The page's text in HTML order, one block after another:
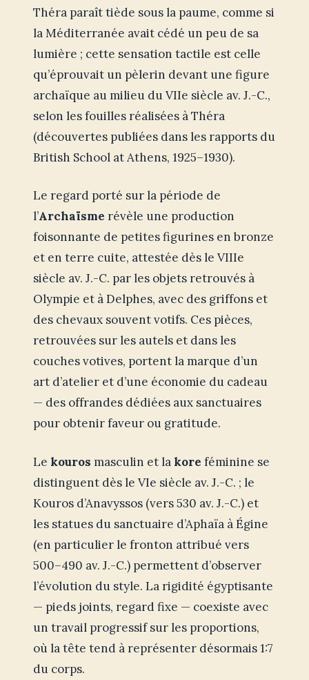
Théra paraît tiède sous la paume, comme si
la Méditerranée avait cédé un peu de sa
lumière ; cette sensation tactile est celle
qu’éprouvait un pèlerin devant une figure
archaïque au milieu du VIIe siècle av. J.-C.,
selon les fouilles réalisées à Théra
(découvertes publiées dans les rapports du
British School at Athens, 1925–1930).
Le regard porté sur la période de
l’Archaïsme révèle une production
foisonnante de petites figurines en bronze
et en terre cuite, attestée dès le VIIIe
siècle av. J.-C. par les objets retrouvés à
Olympie et à Delphes, avec des griffons et
des chevaux souvent votifs. Ces pièces,
retrouvées sur les autels et dans les
couches votives, portent la marque d’un
art d’atelier et d’une économie du cadeau
— des offrandes dédiées aux sanctuaires
pour obtenir faveur ou gratitude.
Le kouros masculin et la kore féminine se
distinguent dès le VIe siècle av. J.-C. ; le
Kouros d’Anavyssos (vers 530 av. J.-C.) et
les statues du sanctuaire d’Aphaïa à Égine
(en particulier le fronton attribué vers
500–490 av. J.-C.) permettent d’observer
l’évolution du style. La rigidité égyptisante
— pieds joints, regard fixe — coexiste avec
un travail progressif sur les proportions,
où la tête tend à représenter désormais 1:7
du corps.